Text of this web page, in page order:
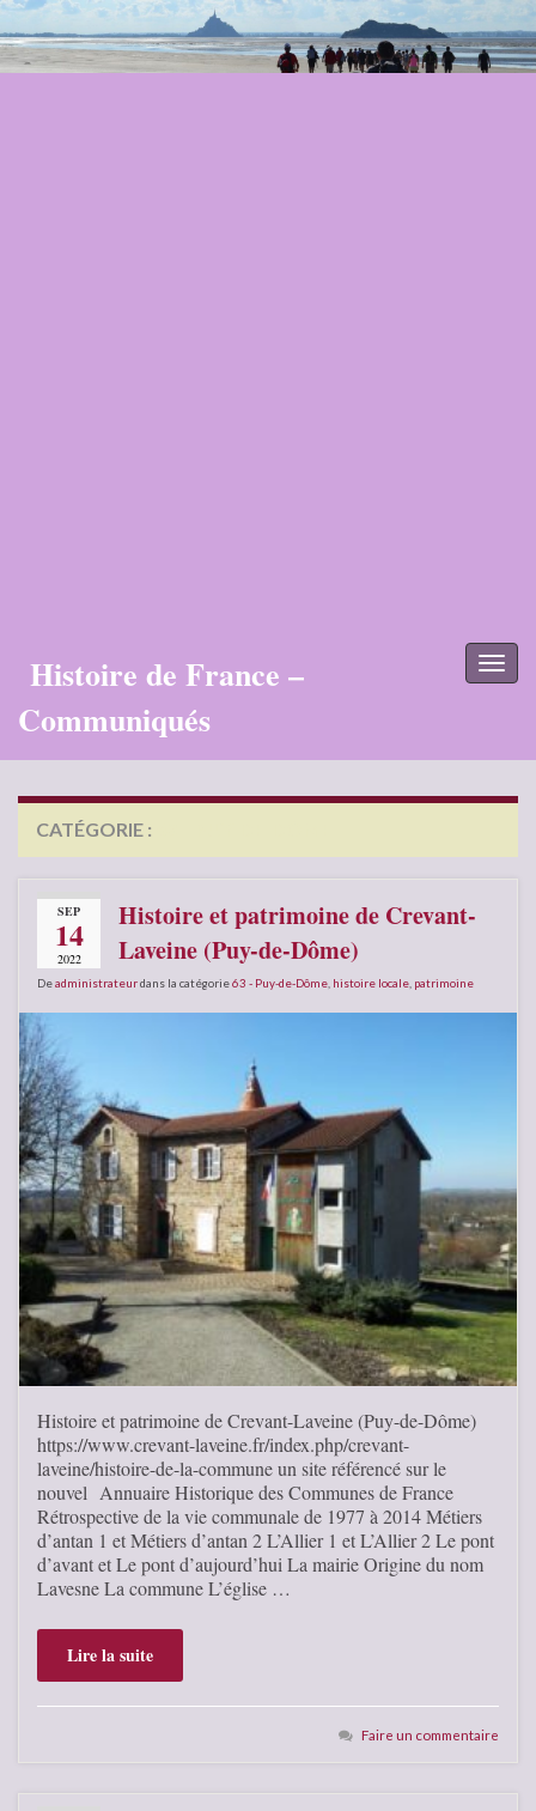
Histoire de France –
Communiqués
CATÉGORIE :
SEP
14
2022
Histoire et patrimoine de Crevant-
Laveine (Puy-de-Dôme)
Deadministrateurdans la catégorie63 - Puy-de-Dôme histoire locale patrimoine
Histoire et patrimoine de Crevant-Laveine (Puy-de-Dôme)
https://www.crevant-laveine.fr/index.php/crevant-
laveine/histoire-de-la-commune un site référencé sur le
nouvel Annuaire Historique des Communes de France
Rétrospective de la vie communale de 1977 à 2014 Métiers
d’antan 1 et Métiers d’antan 2 L’Allier 1 et L’Allier 2 Le pont
d’avant et Le pont d’aujourd’hui La mairie Origine du nom
Lavesne La commune L’église …
Lire la suite
Faire un commentaire